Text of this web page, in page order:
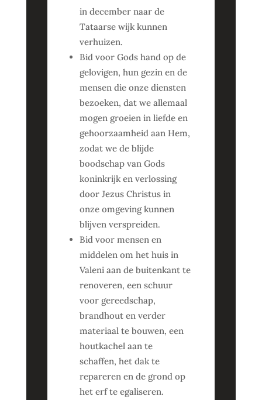
in december naar de
Tataarse wijk kunnen
verhuizen.
Bid voor Gods hand op de
gelovigen, hun gezin en de
mensen die onze diensten
bezoeken, dat we allemaal
mogen groeien in liefde en
gehoorzaamheid aan Hem,
zodat we de blijde
boodschap van Gods
koninkrijk en verlossing
door Jezus Christus in
onze omgeving kunnen
blijven verspreiden.
Bid voor mensen en
middelen om het huis in
Valeni aan de buitenkant te
renoveren, een schuur
voor gereedschap,
brandhout en verder
materiaal te bouwen, een
houtkachel aan te
schaffen, het dak te
repareren en de grond op
het erf te egaliseren.